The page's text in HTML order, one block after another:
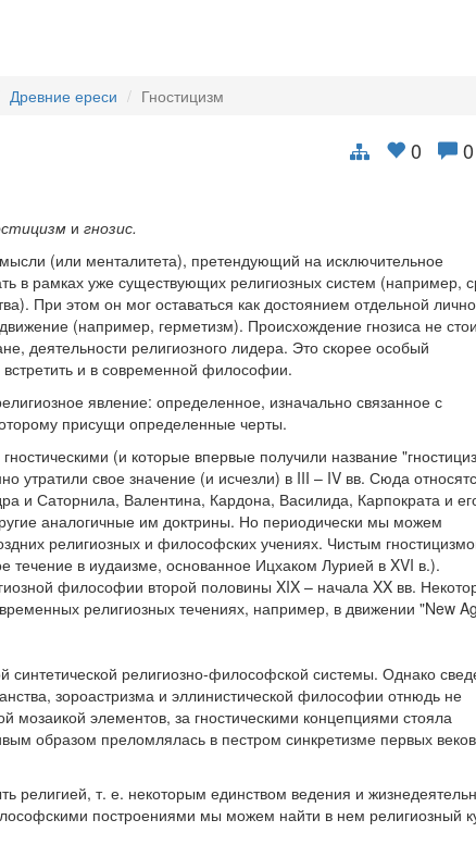
Древние ереси Гностицизм
0 0
и гнозис.
(или менталитета), претендующий на исключительное
в рамках уже существующих религиозных систем (например,
При этом он мог оставаться как достоянием отдельной
(например, герметизм). Происхождение гнозиса не
деятельности религиозного лидера. Это скорее особый
и в современной философии.
явление: определенное, изначально связанное с
присущи определенные черты.
(и которые впервые получили название
утратили свое значение (и исчезли) в III – IV вв. Сюда
и Саторнила, Валентина, Кардона, Василида, Карпократа и
аналогичные им доктрины. Но периодически мы можем
религиозных и философских учениях. Чистым
течение в иудаизме, основанное Ицхаком Лурией в XVI в.).
философии второй половины XIX – начала XX вв.
религиозных течениях, например, в движении "New
синтетической религиозно-философской системы. Однако
зороастризма и эллинистической философии отнюдь не
мозаикой элементов, за гностическими концепциями стояла
образом преломлялась в пестром синкретизме первых веков
религией, т. е. некоторым единством ведения и
построениями мы можем найти в нем религиозный